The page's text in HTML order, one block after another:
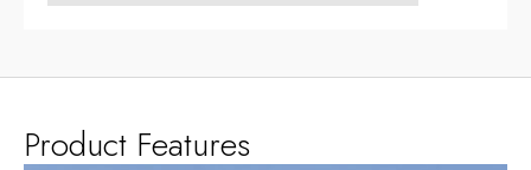
Product Features